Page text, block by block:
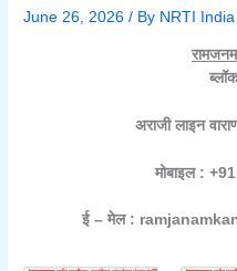
June 26, 2026/ By NRTI India
अराजी लाइन
मोबाइल :
ई – मेल :